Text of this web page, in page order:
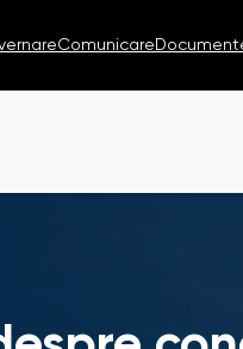
Comunicare